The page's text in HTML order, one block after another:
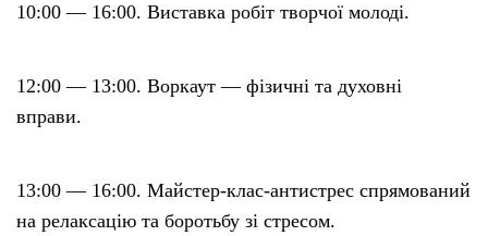
10:00 — 16:00. Виставка робіт творчої молоді.
12:00 — 13:00. Воркаут — фізичні та духовні
вправи.
13:00 — 16:00. Майстер-клас-антистрес спрямований
на релаксацію та боротьбу зі стресом.